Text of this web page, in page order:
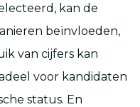
kan de
beïnvloeden,
van cijfers kan
voor kandidaten
status. En